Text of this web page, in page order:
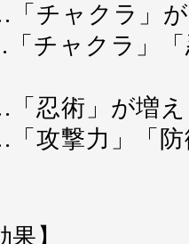
「チャクラ」
「チャクラ」
「忍術」が増
「攻撃力」「
】